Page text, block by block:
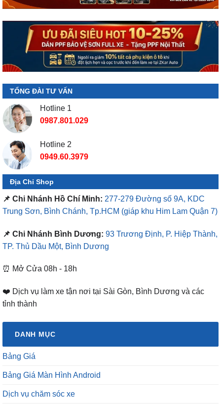
TỔNG ĐÀI TƯ VẤN
Hotline 1
0987.801.029
Hotline 2
0949.60.3979
Địa Chỉ Shop
📌 Chi Nhánh Hồ Chí Minh: 277-279 Đường số 9A, KDC
Trung Sơn, Bình Chánh, Tp.HCM (giáp khu Him Lam Quận 7)
📌 Chi Nhánh Bình Dương: 93 Trương Định, P. Hiệp Thành,
TP. Thủ Dầu Một, Bình Dương
⏰ Mở Cửa 08h - 18h
❤️ Dịch vụ làm xe tận nơi tại Sài Gòn, Bình Dương và các
tỉnh thành
DANH MỤC
Bảng Giá
Bảng Giá Màn Hình Android
Dịch vụ chăm sóc xe